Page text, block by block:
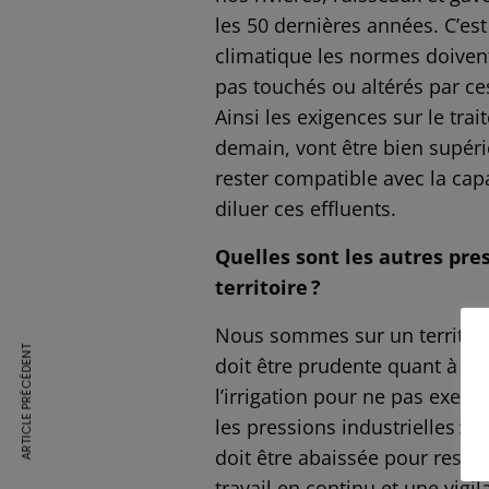
les 50 dernières années.
climatique les normes
pas touchés ou altérés par
Ainsi les exigences sur le
demain, vont être bien
rester compatible avec la
diluer ces effluents.
Quelles sont les autres
territoire ?
Nous sommes sur un
doit être prudente quant à
l’irrigation pour ne pas
les pressions industrielles :
doit être abaissée pour rester
ARTICLE PRÉCÉDENT